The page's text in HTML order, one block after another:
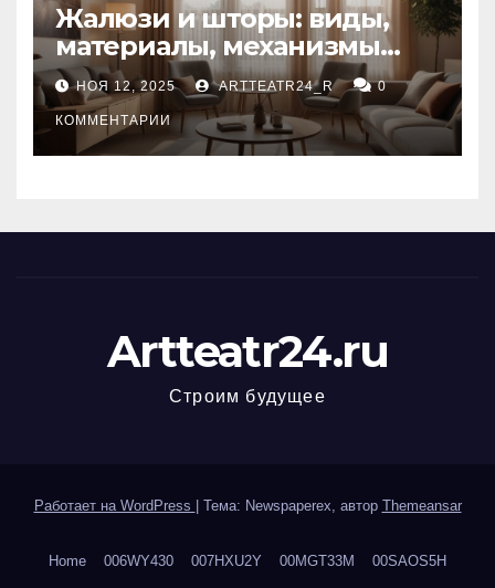
Жалюзи и шторы: виды,
материалы, механизмы
управления и уход
НОЯ 12, 2025 ARTTEATR24_R 0
КОММЕНТАРИИ
Artteatr24.ru
Строим будущее
Работает на WordPress Тема: Newspaperex, автор Themeansar
Home 006WY430 007HXU2Y 00MGT33M 00SAOS5H